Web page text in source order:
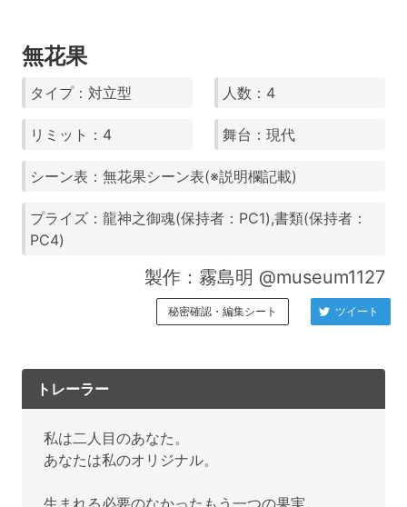
無花果
タイプ：対立型 人数：4
リミット：4 舞台：現代
シーン表：無花果シーン表(※説明欄記載)
プライズ：龍神之御魂(保持者：PC1),書類(保持者：
PC4)
製作：霧島明 @museum1127
秘密確認・編集シート ツイート
トレーラー
私は二人目のあなた。
あなたは私のオリジナル。
生まれる必要のなかったもう一つの果実。